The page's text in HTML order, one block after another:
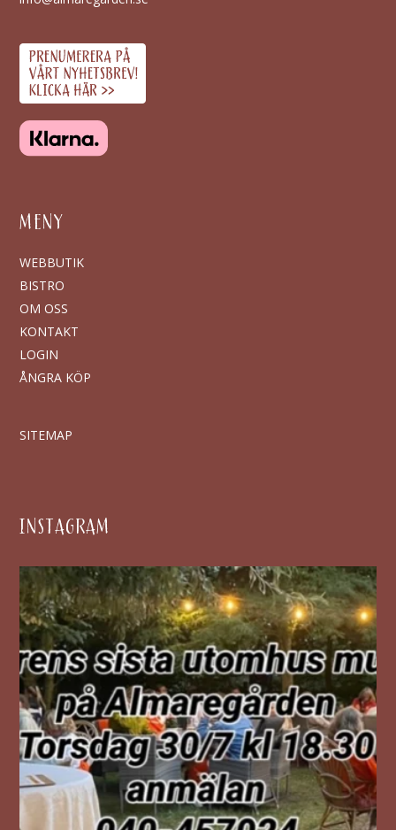
MENY
WEBBUTIK
BISTRO
OM OSS
KONTAKT
LOGIN
ÅNGRA KÖP
SITEMAP
INSTAGRAM